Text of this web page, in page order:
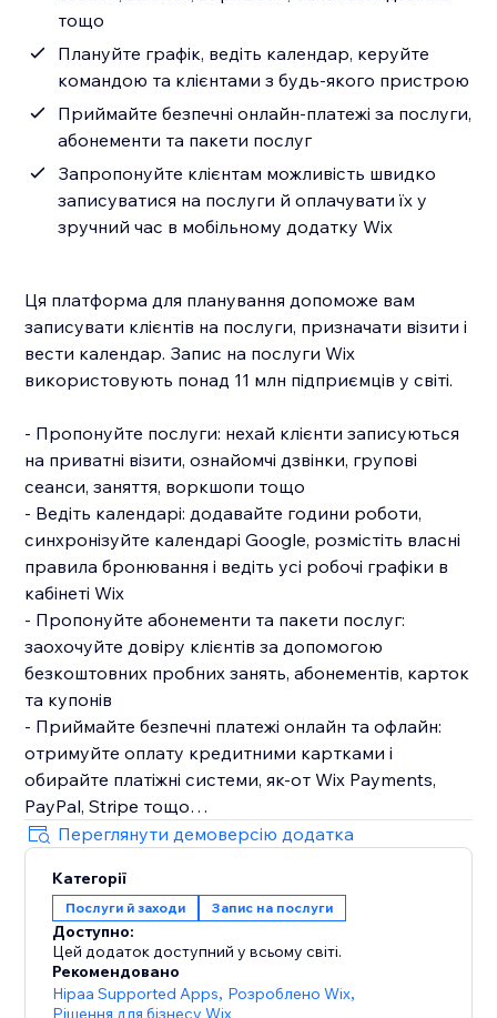
тощо
Плануйте графік, ведіть календар, керуйте
командою та клієнтами з будь-якого пристрою
Приймайте безпечні онлайн-платежі за послуги,
абонементи та пакети послуг
Запропонуйте клієнтам можливість швидко
записуватися на послуги й оплачувати їх у
зручний час в мобільному додатку Wix
Ця платформа для планування допоможе вам
записувати клієнтів на послуги, призначати візити і
вести календар. Запис на послуги Wix
використовують понад 11 млн підприємців у світі.
- Пропонуйте послуги: нехай клієнти записуються
на приватні візити, ознайомчі дзвінки, групові
сеанси, заняття, воркшопи тощо
- Ведіть календарі: додавайте години роботи,
синхронізуйте календарі Google, розмістіть власні
правила бронювання і ведіть усі робочі графіки в
кабінеті Wix
- Пропонуйте абонементи та пакети послуг:
заохочуйте довіру клієнтів за допомогою
безкоштовних пробних занять, абонементів, карток
та купонів
- Приймайте безпечні платежі онлайн та офлайн:
отримуйте оплату кредитними картками і
обирайте платіжні системи, як-от Wix Payments,
PayPal, Stripe тощо
- Керуйте клієнтською базою: переглядайте
профілі учасників, історію записів, статуси платежів,
нотатки та інше
- Надсилайте ел. листи та SMS: нагадуйте клієнтам
про майбутні сеанси та плани
- Отримайте власний мобільний додаток, де
клієнти зможуть швидко записуватися на послуги
Переглянути демоверсію додатка
Категорії
Послуги й заходи Запис на послуги
Доступно:
Цей додаток доступний у всьому світі.
Рекомендовано
Hipaa Supported Apps, Розроблено Wix,
Рішення для бізнесу Wix